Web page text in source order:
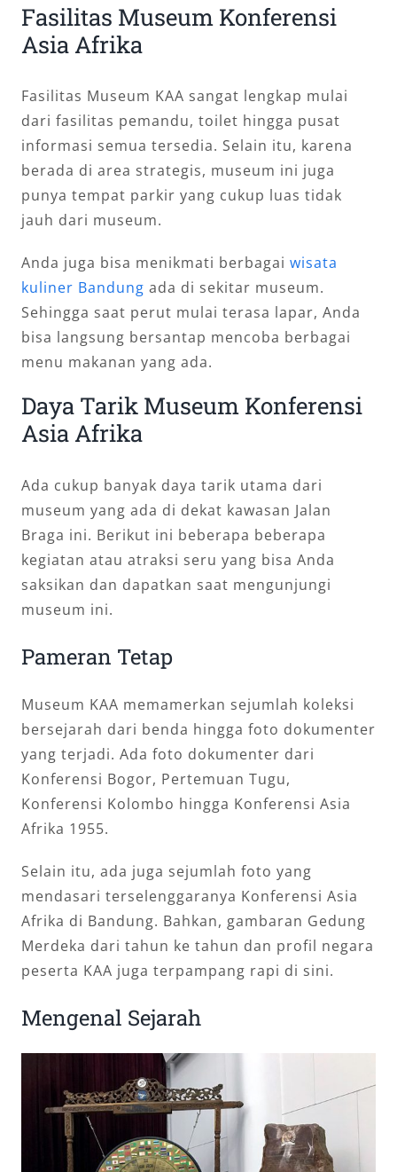
Fasilitas Museum Konferensi
Asia Afrika
Fasilitas Museum KAA sangat lengkap mulai
dari fasilitas pemandu, toilet hingga pusat
informasi semua tersedia. Selain itu, karena
berada di area strategis, museum ini juga
punya tempat parkir yang cukup luas tidak
jauh dari museum.
Anda juga bisa menikmati berbagai wisata
kuliner Bandung ada di sekitar museum.
Sehingga saat perut mulai terasa lapar, Anda
bisa langsung bersantap mencoba berbagai
menu makanan yang ada.
Daya Tarik Museum Konferensi
Asia Afrika
Ada cukup banyak daya tarik utama dari
museum yang ada di dekat kawasan Jalan
Braga ini. Berikut ini beberapa beberapa
kegiatan atau atraksi seru yang bisa Anda
saksikan dan dapatkan saat mengunjungi
museum ini.
Pameran Tetap
Museum KAA memamerkan sejumlah koleksi
bersejarah dari benda hingga foto dokumenter
yang terjadi. Ada foto dokumenter dari
Konferensi Bogor, Pertemuan Tugu,
Konferensi Kolombo hingga Konferensi Asia
Afrika 1955.
Selain itu, ada juga sejumlah foto yang
mendasari terselenggaranya Konferensi Asia
Afrika di Bandung. Bahkan, gambaran Gedung
Merdeka dari tahun ke tahun dan profil negara
peserta KAA juga terpampang rapi di sini.
Mengenal Sejarah